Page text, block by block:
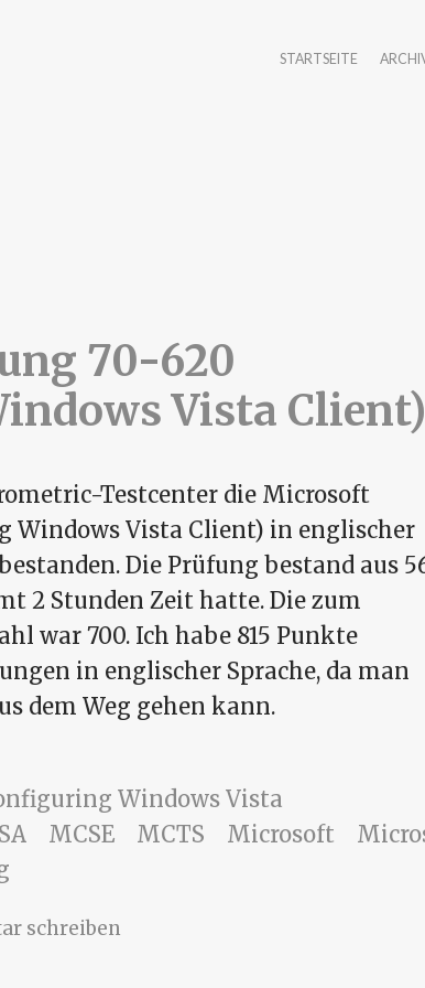
STARTSEITE
70-620
Vista Client)
Testcenter die Microsoft
Windows Vista Client) in englischer
Die Prüfung bestand aus
2 Stunden Zeit hatte. Die zum
war 700. Ich habe 815 Punkte
in englischer Sprache, da man
dem Weg gehen kann.
Windows Vista
MCSE MCTS Microsoft
70-620 (Configuring Windows Vista
schreiben